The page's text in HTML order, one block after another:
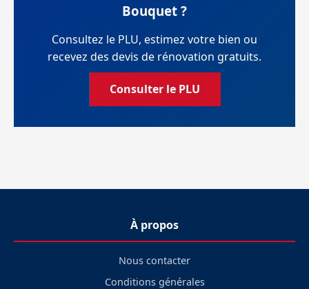
Bouquet ?
Consultez le PLU, estimez votre bien ou
recevez des devis de rénovation gratuits.
Consulter le PLU
À propos
Nous contacter
Conditions générales